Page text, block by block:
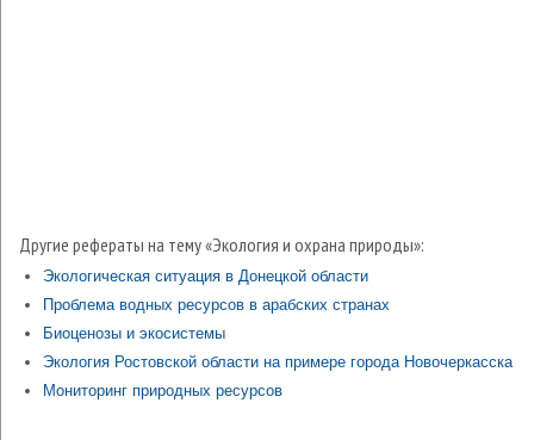
Другие рефераты на тему «Экология и охрана природы»:
Экологическая ситуация в Донецкой области
Проблема водных ресурсов в арабских странах
Биоценозы и экосистемы
Экология Ростовской области на примере города Новочеркасска
Мониторинг природных ресурсов